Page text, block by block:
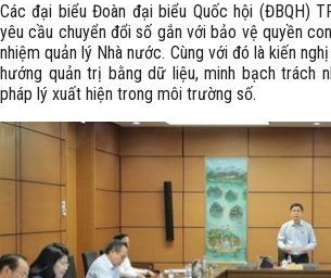
Các đại biểu Đoàn đại biểu Quốc hội (ĐBQH)
yêu cầu chuyển đổi số gắn với bảo vệ quyền
nhiệm quản lý Nhà nước. Cùng với đó là kiến
hướng quản trị bằng dữ liệu, minh bạch trách
pháp lý xuất hiện trong môi trường số.